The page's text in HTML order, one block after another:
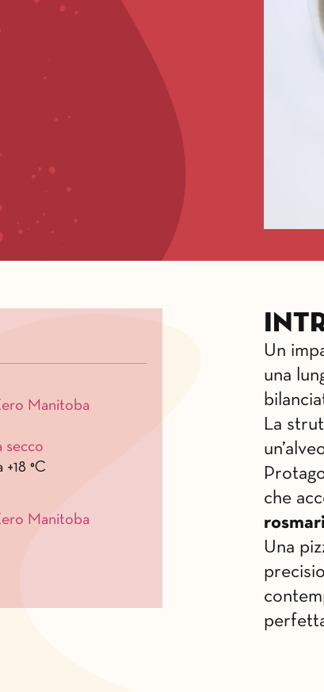
Manitoba
secco
°C
Manitoba
Un
una
La
che
Una